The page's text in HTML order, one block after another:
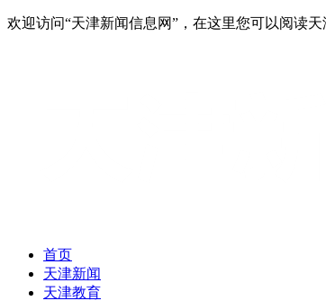
欢迎访问“天津新闻信息网”，在这里您可以阅读
首页
天津新闻
天津教育